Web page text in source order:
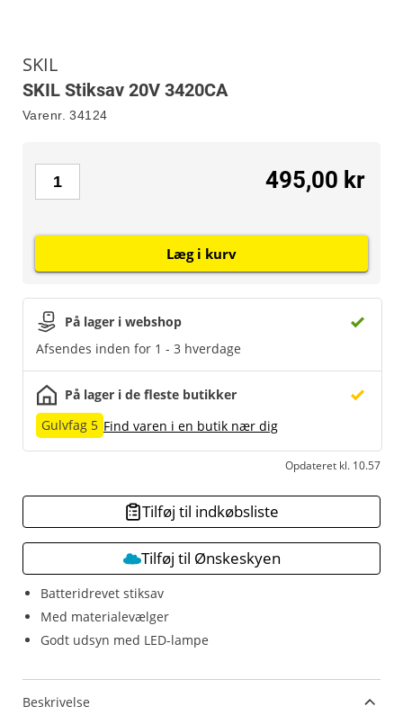
SKIL
SKIL Stiksav 20V 3420CA
Varenr. 34124
Batteridrevet stiksav
Med materialevælger
Godt udsyn med LED-lampe
På lager i webshop
Afsendes inden for 1 - 3 hverdage
På lager i de fleste butikker
Gulvfag 5 Find varen i en butik nær dig
Opdateret kl. 10.57
495,00 kr
Læg i kurv
Tilføj til indkøbsliste
Tilføj til Ønskeskyen
Beskrivelse